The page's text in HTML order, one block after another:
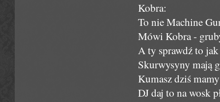
Kobra:
To nie Machine
Mówi Kobra -
A ty sprawdź to
Skurwysyny mają
Kumasz dziś
DJ daj to na wosk